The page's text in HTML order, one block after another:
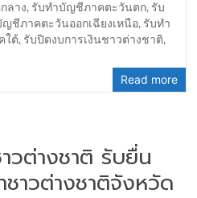
ลาง, รับทำบัญชีภาคตะวันตก, รับ
ชีภาคตะวันออกเฉียงเหนือ, รับทำ
ใต้, รับปิดงบการเงินชาวต่างชาติ,
Read more
วต่างชาติ รับยื่น
าวต่างชาติจังหวัด